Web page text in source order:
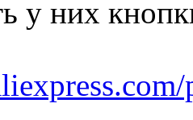
у них